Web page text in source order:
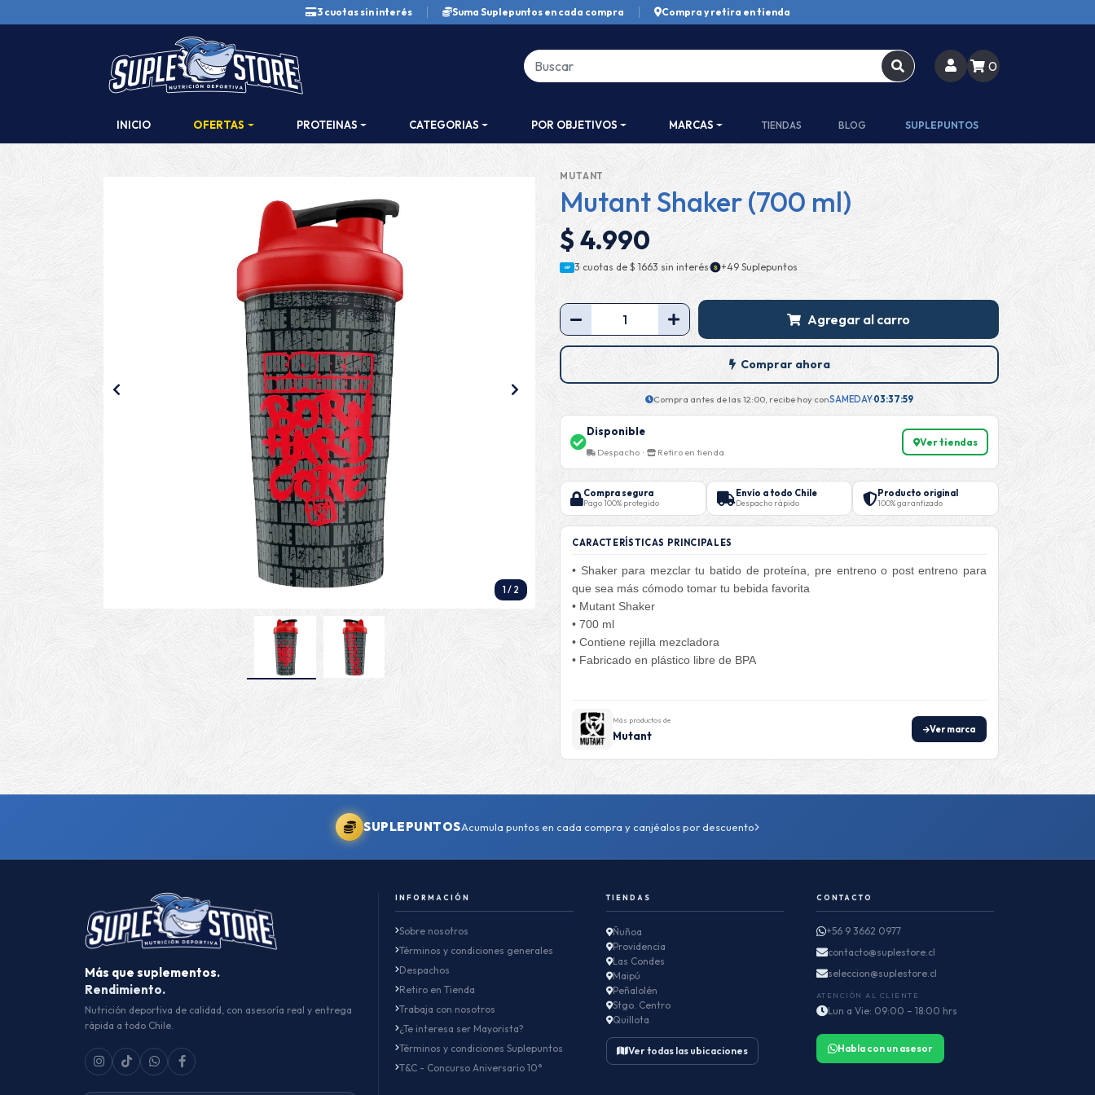
3 cuotas sin interés Suma Suplepuntos en cada compra Compra y retira en tienda
0
INICIO OFERTAS PROTEINAS CATEGORIAS POR OBJETIVOS MARCAS TIENDAS BLOG SUPLEPUNTOS
1 / 2
MUTANT
Mutant Shaker (700 ml)
$ 4.990
MP 3 cuotas de $ 1663 sin interés· $ +49 Suplepuntos
Agregar al carro
Comprar ahora
Compra antes de las 12:00, recibe hoy conSAMEDAY·03:37:58
Disponible
Despacho · Retiro en tienda
Ver tiendas
Compra segura
Pago 100% protegido
Envío a todo Chile
Despacho rápido
Producto original
100% garantizado
CARACTERÍSTICAS PRINCIPALES
• Shaker para mezclar tu batido de proteína, pre entreno o post entreno para
que sea más cómodo tomar tu bebida favorita
• Mutant Shaker
• 700 ml
• Contiene rejilla mezcladora
• Fabricado en plástico libre de BPA
Más productos de
Mutant Ver marca
SUPLEPUNTOSAcumula puntos en cada compra y canjéalos por descuento
Más que suplementos.
Rendimiento.
Nutrición deportiva de calidad, con asesoría real y entrega
rápida a todo Chile.
INFORMACIÓN
Sobre nosotros
Términos y condiciones generales
Despachos
Retiro en Tienda
Trabaja con nosotros
¿Te interesa ser Mayorista?
Términos y condiciones Suplepuntos
T&C - Concurso Aniversario 10°
TIENDAS
Ñuñoa
Providencia
Las Condes
Maipú
Peñalolén
Stgo. Centro
Quillota
Ver todas las ubicaciones
CONTACTO
+56 9 3662 0977
contacto@suplestore.cl
seleccion@suplestore.cl
ATENCIÓN AL CLIENTE
Lun a Vie: 09:00 – 18:00 hrs
Habla con un asesor